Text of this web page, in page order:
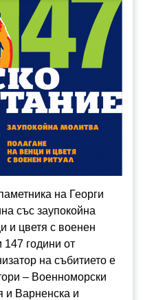
на Георги
със заупокойна
и цветя с военен
147 години от
на събитието е
– Военноморски
и Варненска и